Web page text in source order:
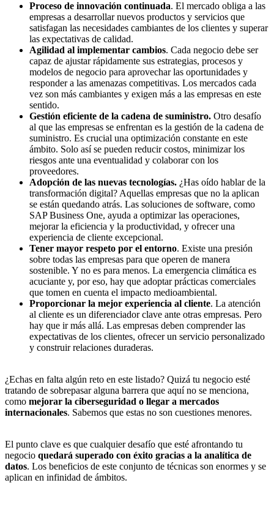
Proceso de innovación continuada. El mercado obliga a las
empresas a desarrollar nuevos productos y servicios que
satisfagan las necesidades cambiantes de los clientes y superar
las expectativas de calidad.
Agilidad al implementar cambios. Cada negocio debe ser
capaz de ajustar rápidamente sus estrategias, procesos y
modelos de negocio para aprovechar las oportunidades y
responder a las amenazas competitivas. Los mercados cada
vez son más cambiantes y exigen más a las empresas en este
sentido.
Gestión eficiente de la cadena de suministro. Otro desafío
al que las empresas se enfrentan es la gestión de la cadena de
suministro. Es crucial una optimización constante en este
ámbito. Solo así se pueden reducir costos, minimizar los
riesgos ante una eventualidad y colaborar con los
proveedores.
Adopción de las nuevas tecnologías. ¿Has oído hablar de la
transformación digital? Aquellas empresas que no la aplican
se están quedando atrás. Las soluciones de software, como
SAP Business One, ayuda a optimizar las operaciones,
mejorar la eficiencia y la productividad, y ofrecer una
experiencia de cliente excepcional.
Tener mayor respeto por el entorno. Existe una presión
sobre todas las empresas para que operen de manera
sostenible. Y no es para menos. La emergencia climática es
acuciante y, por eso, hay que adoptar prácticas comerciales
que tomen en cuenta el impacto medioambiental.
Proporcionar la mejor experiencia al cliente. La atención
al cliente es un diferenciador clave ante otras empresas. Pero
hay que ir más allá. Las empresas deben comprender las
expectativas de los clientes, ofrecer un servicio personalizado
y construir relaciones duraderas.
¿Echas en falta algún reto en este listado? Quizá tu negocio esté
tratando de sobrepasar alguna barrera que aquí no se menciona,
como mejorar la ciberseguridad o llegar a mercados
internacionales. Sabemos que estas no son cuestiones menores.
El punto clave es que cualquier desafío que esté afrontando tu
negocio quedará superado con éxito gracias a la analítica de
datos. Los beneficios de este conjunto de técnicas son enormes y se
aplican en infinidad de ámbitos.